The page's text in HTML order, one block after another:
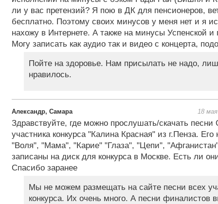
ли у вас претензий? Я пою в ДК для пенсионеров,
бесплатно. Поэтому своих минусов у меня нет и я
нахожу в Интернете. А также на минусы Успенской
Могу записать как аудио так и видео с концерта,
Пойте на здоровье. Нам присылать не надо,
нравилось.
Александр, Самара 18
Здравствуйте, где можно прослушать/скачать песни
участника конкурса "Калина Красная" из г.Пенза. Его
"Воля", "Мама", "Карие" "Глаза", "Цепи",
записаны на диск для конкурса в Москве. Есть ли
Спасибо заранее
Мы не можем размещать на сайте песни всех
конкурса. Их очень много. А песни финалистов